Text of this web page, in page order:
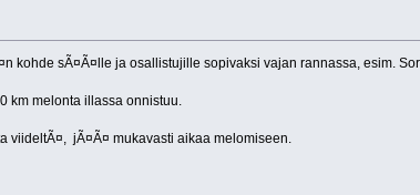
kohde sÃ¤Ã¤lle ja osallistujille sopivaksi vajan rannassa, esim.
km melonta illassa onnistuu.
viideltÃ¤, jÃ¤Ã¤ mukavasti aikaa melomiseen.